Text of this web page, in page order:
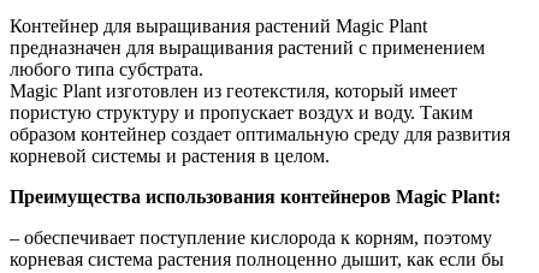
Контейнер для выращивания растений Magic Plant
предназначен для выращивания растений с применением
любого типа субстрата.
Magic Plant изготовлен из геотекстиля, который имеет
пористую структуру и пропускает воздух и воду. Таким
образом контейнер создает оптимальную среду для развития
корневой системы и растения в целом.
Преимущества использования контейнеров Magic Plant:
– обеспечивает поступление кислорода к корням, поэтому
корневая система растения полноценно дышит, как если бы